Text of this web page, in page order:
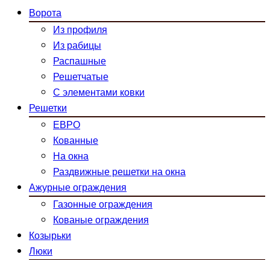
Ворота
Из профиля
Из рабицы
Распашные
Решетчатые
С элементами ковки
Решетки
ЕВРО
Кованные
На окна
Раздвижные решетки на окна
Ажурные ограждения
Газонные ограждения
Кованые ограждения
Козырьки
Люки